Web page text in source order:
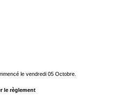
le vendredi 05 Octobre.
le règlement